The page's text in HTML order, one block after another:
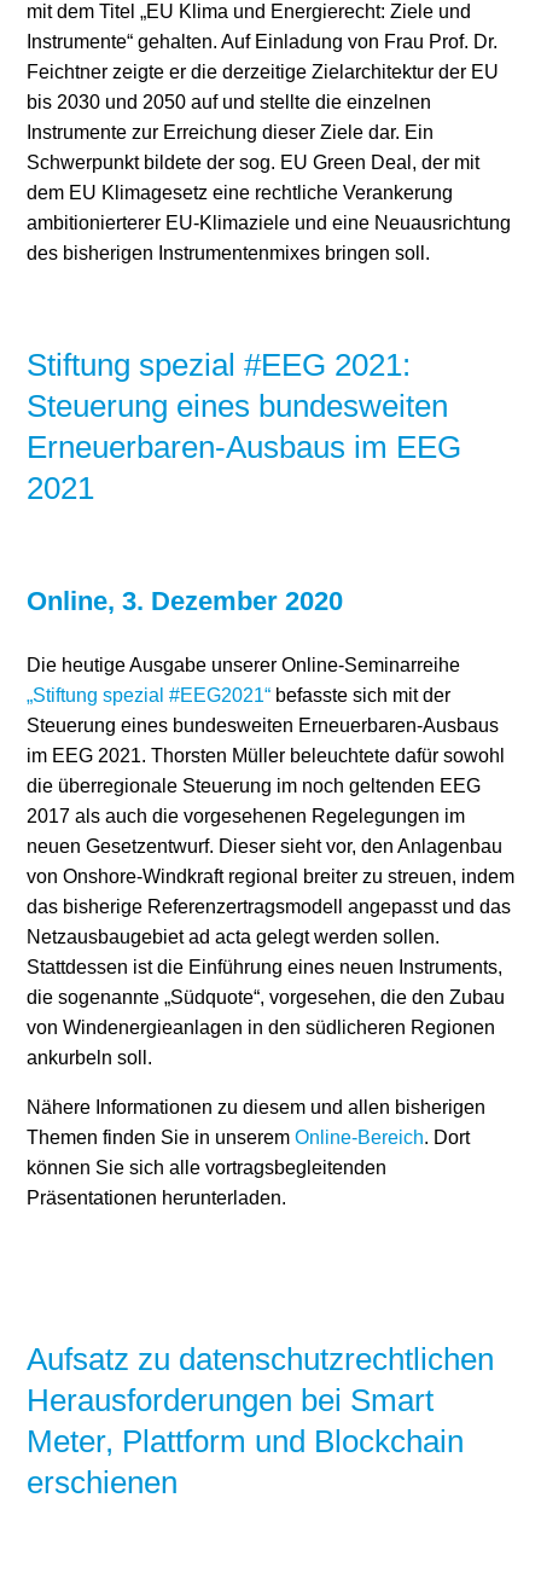
mit dem Titel „EU Klima und Energierecht: Ziele und
Instrumente“ gehalten. Auf Einladung von Frau Prof. Dr.
Feichtner zeigte er die derzeitige Zielarchitektur der EU
bis 2030 und 2050 auf und stellte die einzelnen
Instrumente zur Erreichung dieser Ziele dar. Ein
Schwerpunkt bildete der sog. EU Green Deal, der mit
dem EU Klimagesetz eine rechtliche Verankerung
ambitionierterer EU-Klimaziele und eine Neuausrichtung
des bisherigen Instrumentenmixes bringen soll.
Stiftung spezial #EEG 2021:
Steuerung eines bundesweiten
Erneuerbaren-Ausbaus im EEG
2021
Online, 3. Dezember 2020
Die heutige Ausgabe unserer Online-Seminarreihe
„Stiftung spezial #EEG2021“ befasste sich mit der
Steuerung eines bundesweiten Erneuerbaren-Ausbaus
im EEG 2021. Thorsten Müller beleuchtete dafür sowohl
die überregionale Steuerung im noch geltenden EEG
2017 als auch die vorgesehenen Regelegungen im
neuen Gesetzentwurf. Dieser sieht vor, den Anlagenbau
von Onshore-Windkraft regional breiter zu streuen, indem
das bisherige Referenzertragsmodell angepasst und das
Netzausbaugebiet ad acta gelegt werden sollen.
Stattdessen ist die Einführung eines neuen Instruments,
die sogenannte „Südquote“, vorgesehen, die den Zubau
von Windenergieanlagen in den südlicheren Regionen
ankurbeln soll.
Nähere Informationen zu diesem und allen bisherigen
Themen finden Sie in unserem Online-Bereich. Dort
können Sie sich alle vortragsbegleitenden
Präsentationen herunterladen.
Aufsatz zu datenschutzrechtlichen
Herausforderungen bei Smart
Meter, Plattform und Blockchain
erschienen